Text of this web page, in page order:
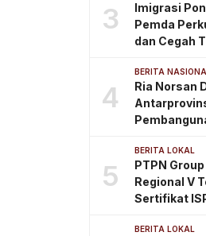
3
Imigrasi
Pemda
dan Cegah
4
BERITA
Ria Norsan
5
BERITA LOKAL
PTPN
Regional V
Sertifikat
BERITA LOKAL